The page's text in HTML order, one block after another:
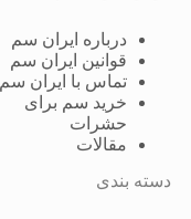
درباره ایران سم
قوانین ایران سم
تماس با ایران سم
خرید سم برای
حشرات
مقالات
دسته بندی